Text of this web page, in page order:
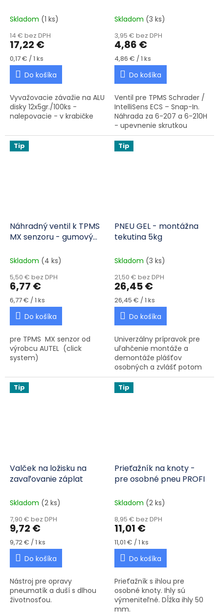
Skladom (1 ks)
14 € bez DPH
17,22 €
Jednotková cena:
0,17 € / 1 ks
Do košíka
Vyvažovacie závažie na ALU
disky 12x5gr./100ks -
nalepovacie - v krabičke
Skladom (3 ks)
3,95 € bez DPH
4,86 €
Jednotková cena:
4,86 € / 1 ks
Do košíka
Ventil pre TPMS Schrader /
IntelliSens ECS – Snap-In.
Náhrada za 6-207 a 6-210H
- upevnenie skrutkou
Tip
Náhradný ventil k TPMS
MX senzoru - gumový
Skladom (4 ks)
5,50 € bez DPH
6,77 €
Jednotková cena:
6,77 € / 1 ks
Do košíka
pre TPMS MX senzor od
výrobcu AUTEL (click
system)
Tip
PNEU GEL - montážna
tekutina 5kg
Skladom (3 ks)
21,50 € bez DPH
26,45 €
Jednotková cena:
26,45 € / 1 ks
Do košíka
Univerzálny prípravok pre
uľahčenie montáže a
demontáže plášťov
osobných a zvlášť potom
nákladných pneumatík.
Tip
Valček na ložisku na
zavaľovanie záplat
Skladom (2 ks)
7,90 € bez DPH
9,72 €
Jednotková cena:
9,72 € / 1 ks
Do košíka
Nástroj pre opravy
pneumatík a duší s dlhou
životnosťou.
Tip
Prieťažník na knoty -
pre osobné pneu PROFI
Skladom (2 ks)
8,95 € bez DPH
11,01 €
Jednotková cena:
11,01 € / 1 ks
Do košíka
Prieťažník s ihlou pre
osobné knoty. Ihly sú
výmeniteľné. Dĺžka ihly 50
mm.